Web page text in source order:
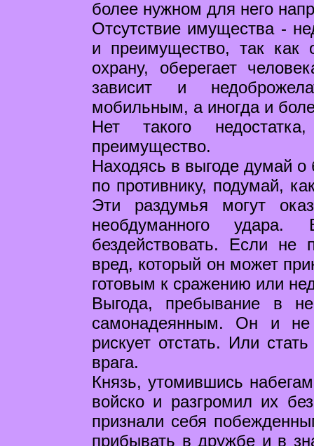
более нужном для него
Отсутствие имущества -
и преимущество, так как
охрану, оберегает
зависит и
мобильным, а иногда и
Нет такого
преимущество.
Находясь в выгоде думай
по противнику, подумай,
Эти раздумья могут
необдуманного
бездействовать. Если не
вред, который он может
готовым к сражению или
Выгода, пребывание в
самонадеянным. Он и не
рискует отстать. Или
врага.
Князь, утомившись
войско и разгромил их
признали себя
прибывать в дружбе и в